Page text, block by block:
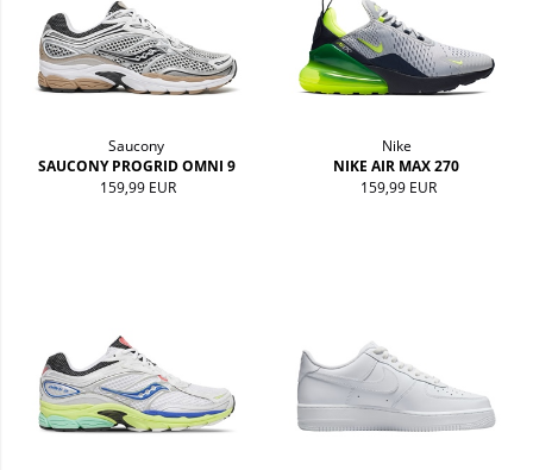
Saucony
SAUCONY PROGRID OMNI 9
159,99 EUR
Nike
NIKE AIR MAX 270
159,99 EUR